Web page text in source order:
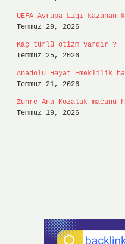
UEFA Avrupa Ligi
Temmuz 29, 2026
Kaç türlü otizm vardır ?
Temmuz 25, 2026
Anadolu Hayat Emeklilik
Temmuz 21, 2026
Zühre Ana Kozalak
Temmuz 19, 2026